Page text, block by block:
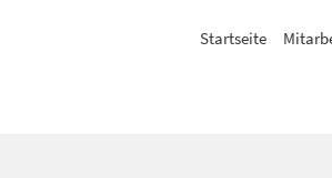
Startseite